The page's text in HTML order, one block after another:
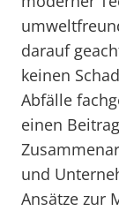
darauf
keinen
Abfälle
einen
und
Ansätze zur